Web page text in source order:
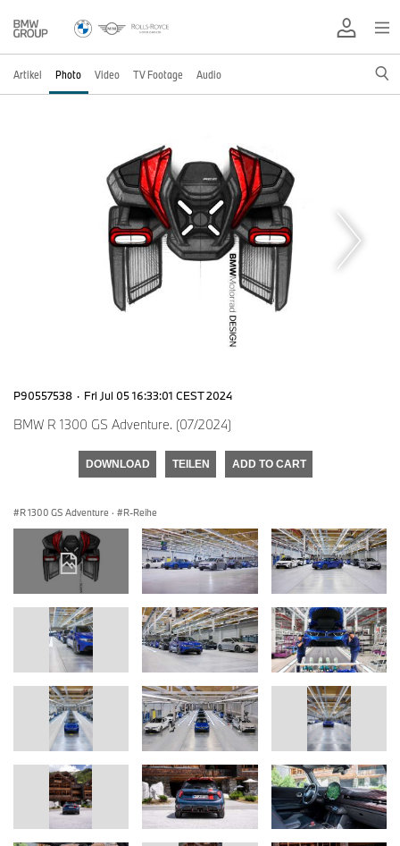
Artikel Photo Video TV Footage Audio
P90557538 · Fri Jul 05 16:33:01 CEST 2024
BMW R 1300 GS Adventure. (07/2024)
DOWNLOAD TEILEN ADD TO CART
R 1300 GS Adventure · R-Reihe